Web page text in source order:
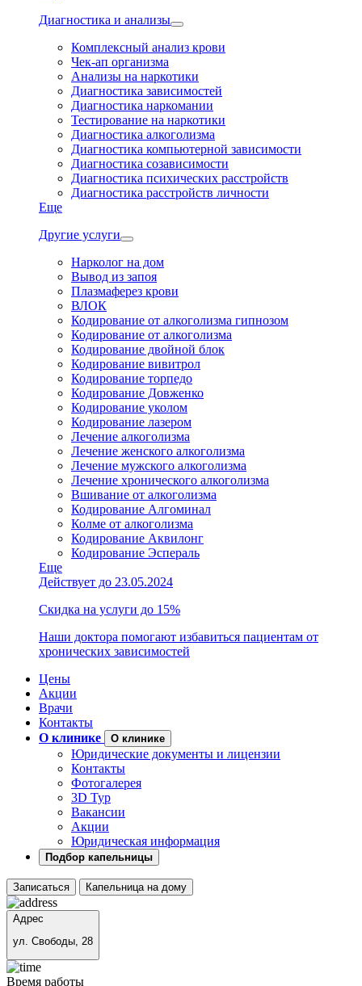
Диагностика и анализы
Комплексный анализ крови
Чек-ап организма
Анализы на наркотики
Диагностика зависимостей
Диагностика наркомании
Тестирование на наркотики
Диагностика алкоголизма
Диагностика компьютерной зависимости
Диагностика созависимости
Диагностика психических расстройств
Диагностика расстройств личности
Еще
Другие услуги
Нарколог на дом
Вывод из запоя
Плазмаферез крови
ВЛОК
Кодирование от алкоголизма гипнозом
Кодирование от алкоголизма
Кодирование двойной блок
Кодирование вивитрол
Кодирование торпедо
Кодирование Довженко
Кодирование уколом
Кодирование лазером
Лечение алкоголизма
Лечение женского алкоголизма
Лечение мужского алкоголизма
Лечение хронического алкоголизма
Вшивание от алкоголизма
Кодирование Алгоминал
Колме от алкоголизма
Кодирование Аквилонг
Кодирование Эспераль
Еще
Действует до 23.05.2024
Скидка на услуги до 15%
Наши доктора помогают избавиться пациентам от
хронических зависимостей
Цены
Акции
Врачи
Контакты
О клинике
О клинике
Юридические документы и лицензии
Контакты
Фотогалерея
3D Тур
Вакансии
Акции
Юридическая информация
Подбор капельницы
Записаться Капельница на дому
Адрес
ул. Свободы, 28
Время работы